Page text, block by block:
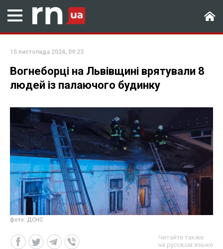
15 листопада 2024, 09:23
Вогнеборці на Львівщині врятували 8
людей із палаючого будинку
фото: ДСНС
Читайте также
на русском языке